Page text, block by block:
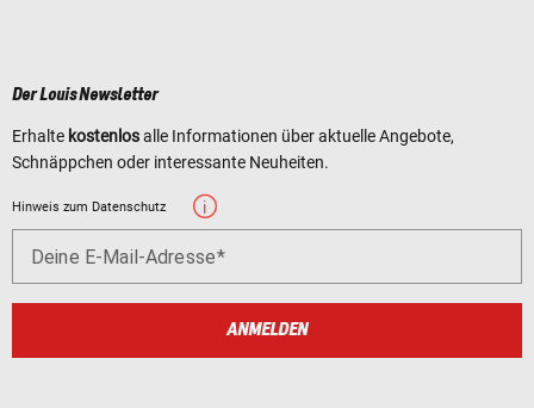
Der Louis Newsletter
Erhalte kostenlosalle Informationen über aktuelle Angebote,
Schnäppchen oder interessante Neuheiten.
Hinweis zum Datenschutz
Deine E-Mail-Adresse
ANMELDEN